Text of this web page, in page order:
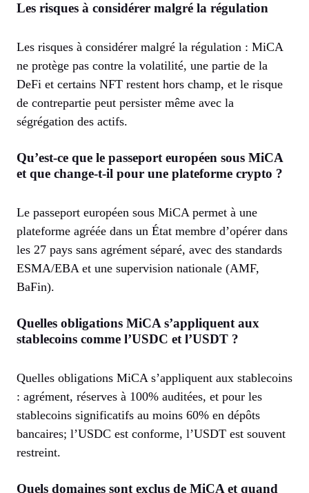
Les risques à considérer malgré la régulation
Les risques à considérer malgré la régulation : MiCA
ne protège pas contre la volatilité, une partie de la
DeFi et certains NFT restent hors champ, et le risque
de contrepartie peut persister même avec la
ségrégation des actifs.
Qu’est-ce que le passeport européen sous MiCA
et que change-t-il pour une plateforme crypto ?
Le passeport européen sous MiCA permet à une
plateforme agréée dans un État membre d’opérer dans
les 27 pays sans agrément séparé, avec des standards
ESMA/EBA et une supervision nationale (AMF,
BaFin).
Quelles obligations MiCA s’appliquent aux
stablecoins comme l’USDC et l’USDT ?
Quelles obligations MiCA s’appliquent aux stablecoins
: agrément, réserves à 100% auditées, et pour les
stablecoins significatifs au moins 60% en dépôts
bancaires; l’USDC est conforme, l’USDT est souvent
restreint.
Quels domaines sont exclus de MiCA et quand